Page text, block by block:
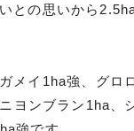
との思いから
メイ1ha強、グロ
ヨンブラン1ha、